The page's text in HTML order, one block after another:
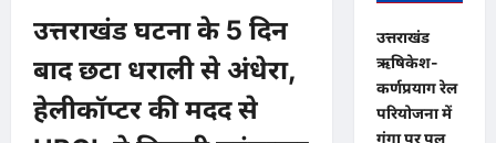
उत्तराखंड घटना के 5 दिन
बाद छटा धराली से अंधेरा,
हेलीकॉप्टर की मदद से
उत्तराखंड
ऋषिकेश-
कर्णप्रयाग रेल
परियोजना में
गंगा पर पुल